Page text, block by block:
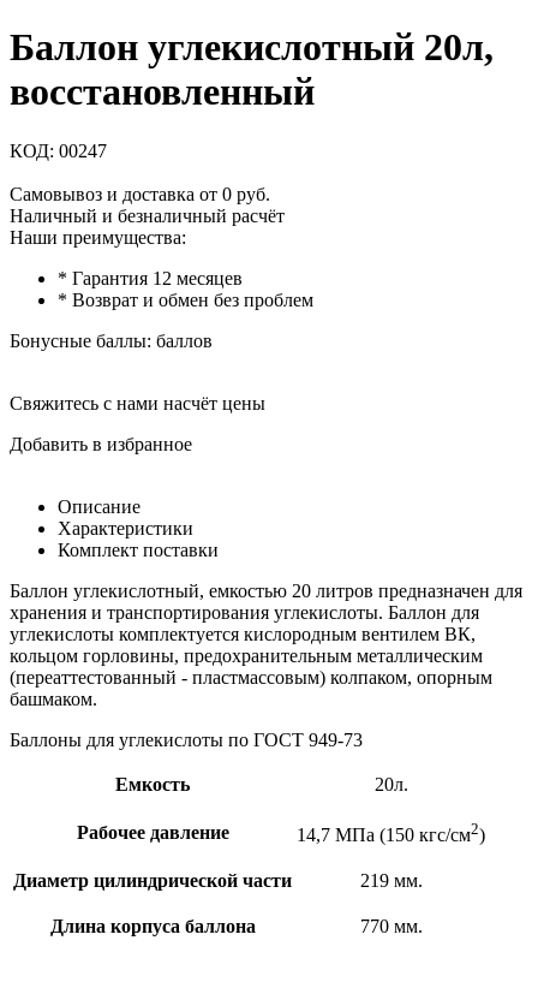
Баллон углекислотный 20л,
восстановленный
КОД: 00247
Самовывоз и доставка от 0 руб.
Наличный и безналичный расчёт
Наши преимущества:
* Гарантия 12 месяцев
* Возврат и обмен без проблем
Бонусные баллы: баллов
Свяжитесь с нами насчёт цены
Добавить в избранное
Описание
Характеристики
Комплект поставки
Баллон углекислотный, емкостью 20 литров предназначен для
хранения и транспортирования углекислоты. Баллон для
углекислоты комплектуется кислородным вентилем ВК,
кольцом горловины, предохранительным металлическим
(переаттестованный - пластмассовым) колпаком, опорным
башмаком.
Баллоны для углекислоты по ГОСТ 949-73
Емкость 20л.
Рабочее давление 14,7 МПа (150 кгс/см2)
Диаметр цилиндрической части 219 мм.
Длина корпуса баллона 770 мм.